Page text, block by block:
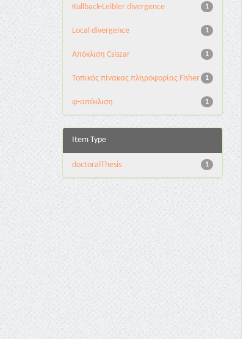
1
Kullback-Leibler divergence
1
Local divergence
1
Απόκλιση Csiszar
1
Τοπικός πίνακας πληροφορίας Fisher
1
φ-απόκλιση
Item Type
1
doctoralThesis